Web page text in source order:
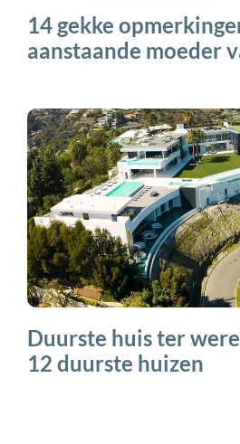
14 gekke
aanstaande moeder
Duurste huis ter
12 duurste huizen